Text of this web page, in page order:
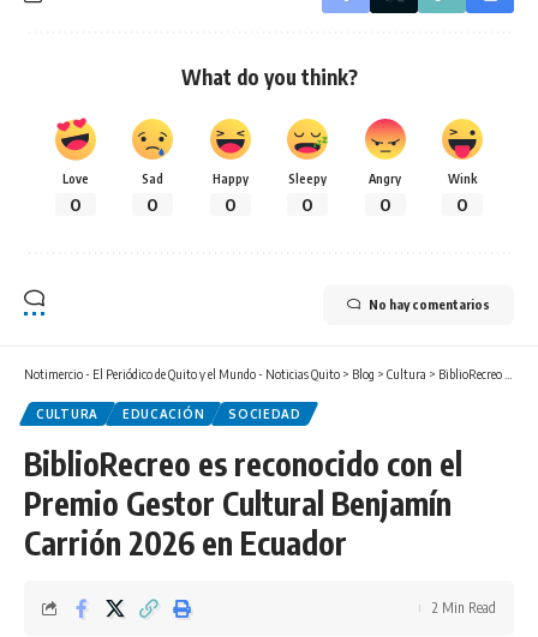
What do you think?
Love
0
Sad
0
Happy
0
Sleepy
0
Angry
0
Wink
0
No hay comentarios
Notimercio - El Periódico de Quito y el Mundo - Noticias Quito > Blog > Cultura > BiblioRecreo es reconocido con el Premio Gestor Cultural Benjamín Carrión 2026 en Ecuador
CULTURA EDUCACIÓN SOCIEDAD
BiblioRecreo es reconocido con el
Premio Gestor Cultural Benjamín
Carrión 2026 en Ecuador
2 Min Read